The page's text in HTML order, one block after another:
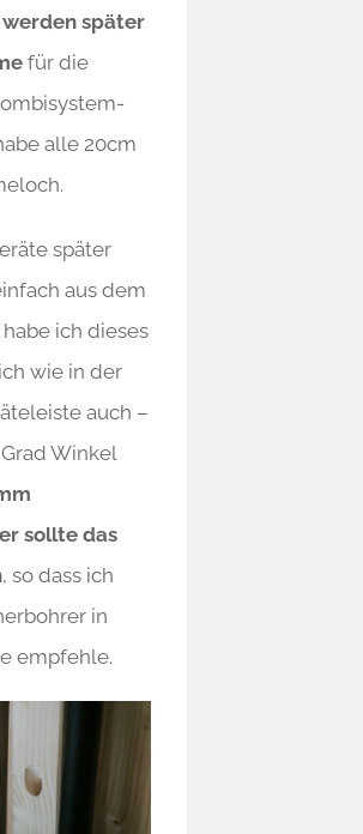
später
für die
alle 20cm
später
aus dem
ich dieses
wie in der
auch –
Winkel
sollte das
, so dass ich
in
empfehle.